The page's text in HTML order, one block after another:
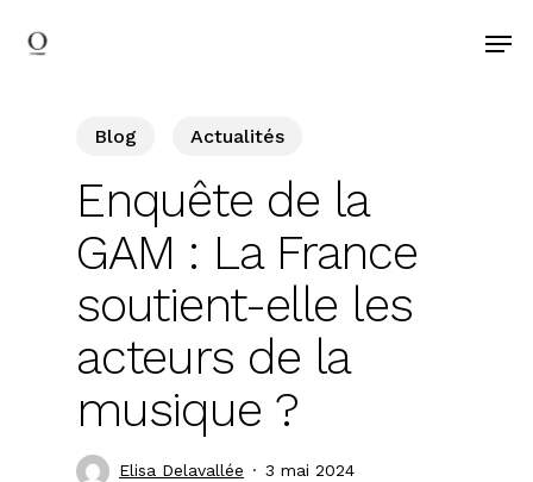
Blog Actualités
Enquête de la
GAM : La France
soutient-elle les
acteurs de la
musique ?
Elisa Delavallée
3 mai 2024